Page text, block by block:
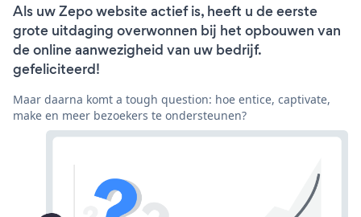
Als uw Zepo website actief is, heeft u de eerste
grote uitdaging overwonnen bij het opbouwen van
de online aanwezigheid van uw bedrijf.
gefeliciteerd!
Maar daarna komt a tough question: hoe entice, captivate,
make en meer bezoekers te ondersteunen?